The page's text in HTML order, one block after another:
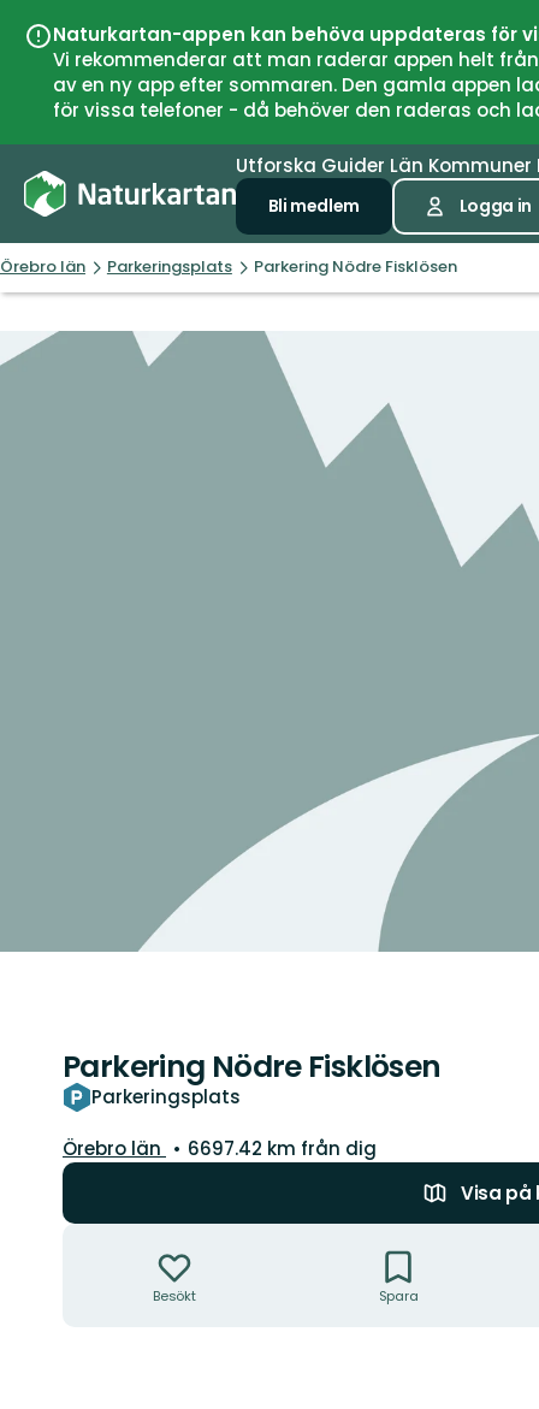
Naturkartan-appen kan behöva uppdateras för
Vi rekommenderar att man raderar appen helt
av en ny app efter sommaren. Den gamla
för vissa telefoner - då behöver den raderas och
Utforska Guider Län Kommuner
Bli medlem Logga in
Örebro län Parkeringsplats Parkering Nödre Fisklösen
Parkering Nödre Fisklösen
Parkeringsplats
Län:
Örebro län
6697.42 km från dig
Visa på
Besökt Spara